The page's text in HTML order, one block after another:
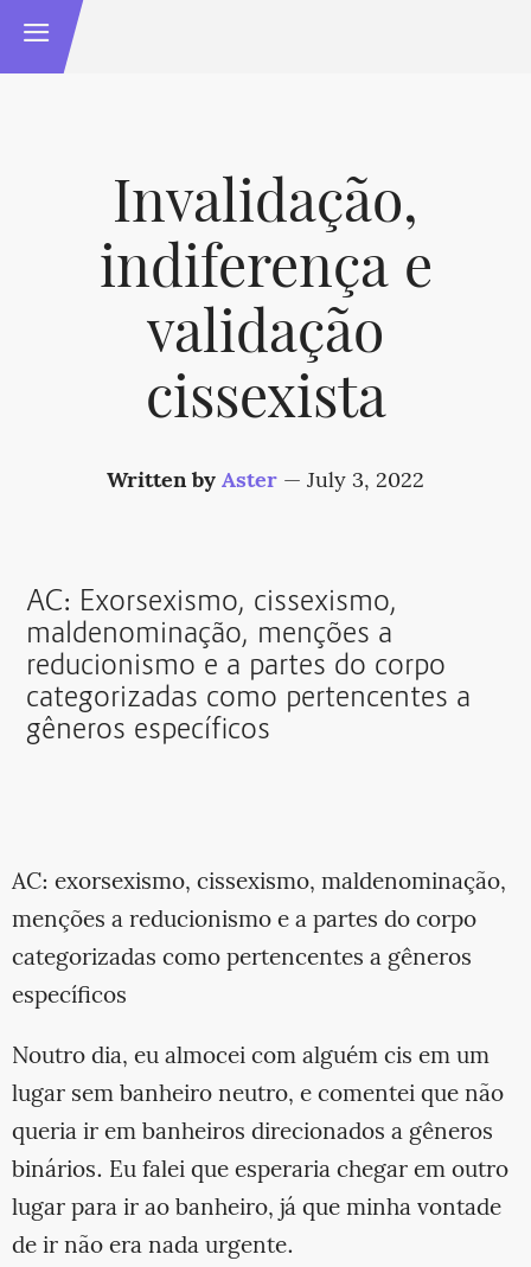
Invalidação,
indiferença e
validação
cissexista
Written byAster — July 3, 2022
AC: Exorsexismo, cissexismo,
maldenominação, menções a
reducionismo e a partes do corpo
categorizadas como pertencentes a
gêneros específicos
AC: exorsexismo, cissexismo, maldenominação,
menções a reducionismo e a partes do corpo
categorizadas como pertencentes a gêneros
específicos
Noutro dia, eu almocei com alguém cis em um
lugar sem banheiro neutro, e comentei que não
queria ir em banheiros direcionados a gêneros
binários. Eu falei que esperaria chegar em outro
lugar para ir ao banheiro, já que minha vontade
de ir não era nada urgente.